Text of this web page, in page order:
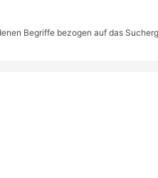
Begriffe bezogen auf das